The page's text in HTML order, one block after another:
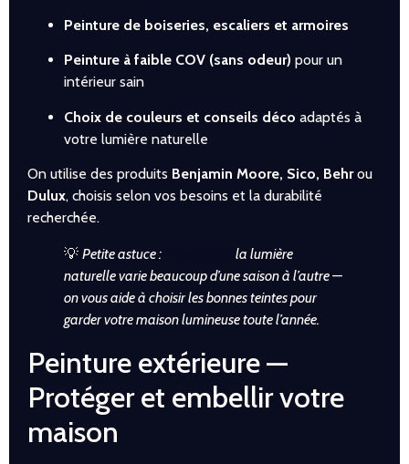
Peinture de boiseries, escaliers et armoires
Peinture à faible COV (sans odeur) pour un
intérieur sain
Choix de couleurs et conseils déco adaptés à
votre lumière naturelle
On utilise des produits Benjamin Moore, Sico, Behrou
Dulux, choisis selon vos besoins et la durabilité
recherchée.
💡 Petite astuce :
la lumière
naturelle varie beaucoup d’une saison à l’autre —
on vous aide à choisir les bonnes teintes pour
garder votre maison lumineuse toute l’année.
Peinture extérieure —
Protéger et embellir votre
maison